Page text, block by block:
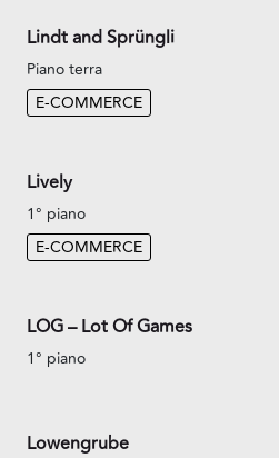
Lindt and Sprüngli
Piano terra
E-COMMERCE
Lively
1° piano
E-COMMERCE
LOG – Lot Of Games
1° piano
Lowengrube